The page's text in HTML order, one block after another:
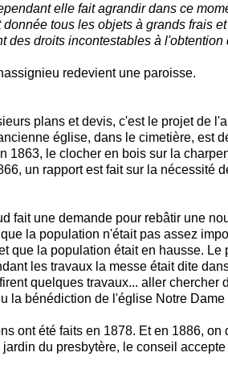
elle fait agrandir dans ce
tous les objets à grands frais
droits incontestables à
redevient une paroisse.
plans et devis, c'est le projet de
église, dans le cimetière, est
1863, le clocher en bois sur la
un rapport est fait sur la nécessité
fait une demande pour rebâtir une
la population n'était pas assez
la population était en hausse.
les travaux la messe était dite
quelques travaux... aller chercher
la bénédiction de l'église Notre
ont été faits en 1878. Et en 1886,
du presbytère, le conseil